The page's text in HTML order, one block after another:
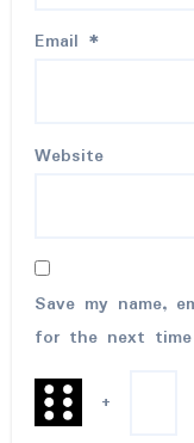
Email *
Website
Save my name,
for the next
+